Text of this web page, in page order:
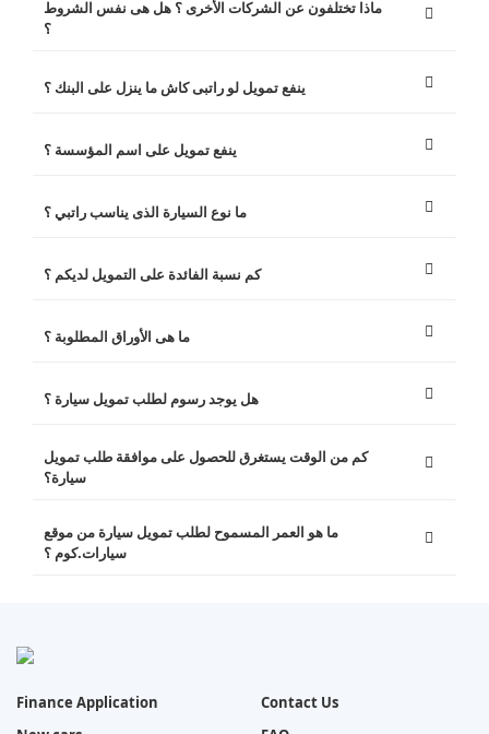
ماذا تختلفون عن الشركات الأخرى ؟ هل هى نفس الشروط
؟
ينفع تمويل لو راتبى كاش ما ينزل على البنك ؟
ينفع تمويل على اسم المؤسسة ؟
ما نوع السيارة الذى يناسب راتبي ؟
كم نسبة الفائدة على التمويل لديكم ؟
ما هى الأوراق المطلوبة ؟
هل يوجد رسوم لطلب تمويل سيارة ؟
كم من الوقت يستغرق للحصول على موافقة طلب تمويل
سيارة؟
ما هو العمر المسموح لطلب تمويل سيارة من موقع
سيارات.كوم ؟
Finance Application
Contact Us